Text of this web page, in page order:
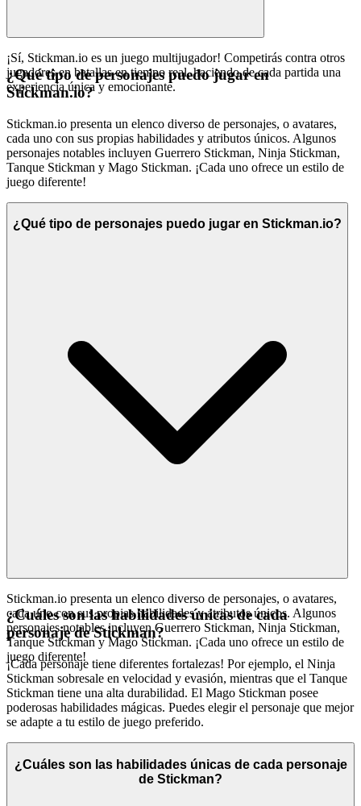
¡Sí, Stickman.io es un juego multijugador! Competirás contra otros
jugadores en batallas en tiempo real, haciendo de cada partida una
experiencia única y emocionante.
¿Qué tipo de personajes puedo jugar en
Stickman.io?
Stickman.io presenta un elenco diverso de personajes, o avatares,
cada uno con sus propias habilidades y atributos únicos. Algunos
personajes notables incluyen Guerrero Stickman, Ninja Stickman,
Tanque Stickman y Mago Stickman. ¡Cada uno ofrece un estilo de
juego diferente!
¿Qué tipo de personajes puedo jugar en Stickman.io?
Stickman.io presenta un elenco diverso de personajes, o avatares,
cada uno con sus propias habilidades y atributos únicos. Algunos
personajes notables incluyen Guerrero Stickman, Ninja Stickman,
Tanque Stickman y Mago Stickman. ¡Cada uno ofrece un estilo de
juego diferente!
¿Cuáles son las habilidades únicas de cada
personaje de Stickman?
¡Cada personaje tiene diferentes fortalezas! Por ejemplo, el Ninja
Stickman sobresale en velocidad y evasión, mientras que el Tanque
Stickman tiene una alta durabilidad. El Mago Stickman posee
poderosas habilidades mágicas. Puedes elegir el personaje que mejor
se adapte a tu estilo de juego preferido.
¿Cuáles son las habilidades únicas de cada personaje
de Stickman?